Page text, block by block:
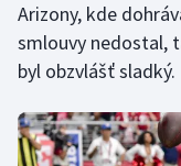
Arizony, kde
smlouvy nedostal,
byl obzvlášť sladký.